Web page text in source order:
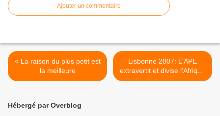
Ajouter un commentaire
< La raison du plus petit est
la meilleure
Lisbonne 2007: L'APE
extravertit et divise l'Afrique
>
Hébergé par Overblog